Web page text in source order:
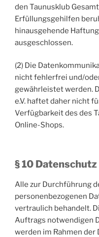
den Taunusklub
Erfüllungsgehilfen
hinausgehende
ausgeschlossen.
(2) Die
nicht fehlerfrei und/
gewährleistet werden.
e.V. haftet daher nicht
Verfügbarkeit des des
Online-Shops.
§ 10 Datenschutz
Alle zur Durchführung
personenbezogenen
vertraulich behandelt.
Auftrags notwendigen
werden im Rahmen